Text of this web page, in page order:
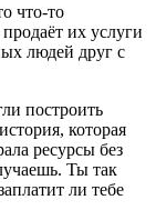
что-то
их услуги
людей друг с
построить
которая
ресурсы без
Ты так
ли тебе